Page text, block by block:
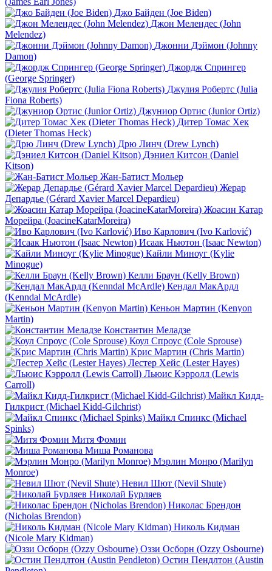
Джо Байден (Joe Biden)
Джон Мелендес (John
Melendez)
Джонни Дэймон (Johnny
Damon)
Джордж Спрингер
(George Springer)
Джулия Робертс (Julia
Fiona Roberts)
Джуниор Ортис (Junior Ortiz)
Дитер Томас Хек
(Dieter Thomas Heck)
Дрю Линч (Drew Lynch)
Дэниел Китсон (Daniel
Kitson)
Жан-Батист Мольер
Жерар
Депардье (Gérard Xavier Marcel Depardieu)
Жоасин Катар
Морейра (JoacineKatarMoreira)
Иво Карлович (Ivo Karlović)
Исаак Ньютон (Isaac Newton)
Кайли Миноуг (Kylie
Minogue)
Келли Браун (Kelly Brown)
Кендал МакАрдл
(Kenndal McArdle)
Кеньон Мартин (Kenyon
Martin)
Константин Меладзе
Коул Спроус (Cole Sprouse)
Крис Мартин (Chris Martin)
Лестер Хейс (Lester Hayes)
Льюис Кэрролл (Lewis
Carroll)
Майкл Кидд-
Гилкрист (Michael Kidd-Gilchrist)
Майкл Спинкс (Michael
Spinks)
Митя Фомин
Миша Романова
Мэрлин Монро (Marilyn
Monroe)
Невил Шют (Nevil Shute)
Николай Бурляев
Николас Брендон
(Nicholas Brendon)
Николь Кидман
(Nicole Mary Kidman)
Оззи Осборн (Ozzy Osbourne)
Остин Пендлтон (Austin